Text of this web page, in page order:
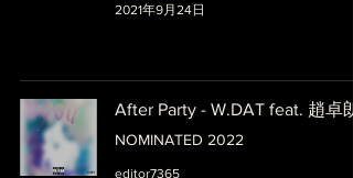
2021年9月24日
After Party - W.DAT feat. 趙卓朗
NOMINATED 2022
editor7365